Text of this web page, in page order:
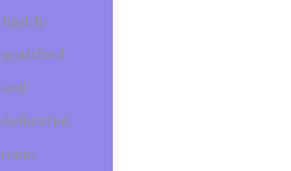
highly
qualified
and
dedicated
team